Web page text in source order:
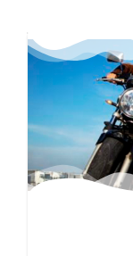
"CENTRO
vehículos